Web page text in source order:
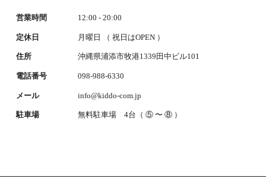
営業時間 12:00 - 20:00
定休日 月曜日 （ 祝日はOPEN ）
住所 沖縄県浦添市牧港1339田中ビル101
電話番号 098-988-6330
メール info@kiddo-com.jp
駐車場 無料駐車場 4台（ ⑤ 〜 ⑧ ）